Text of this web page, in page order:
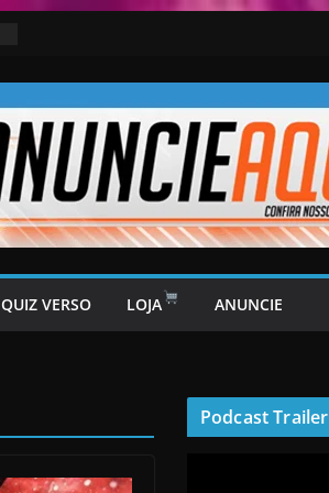
QUIZ VERSO LOJA ANUNCIE
Podcast Trailer